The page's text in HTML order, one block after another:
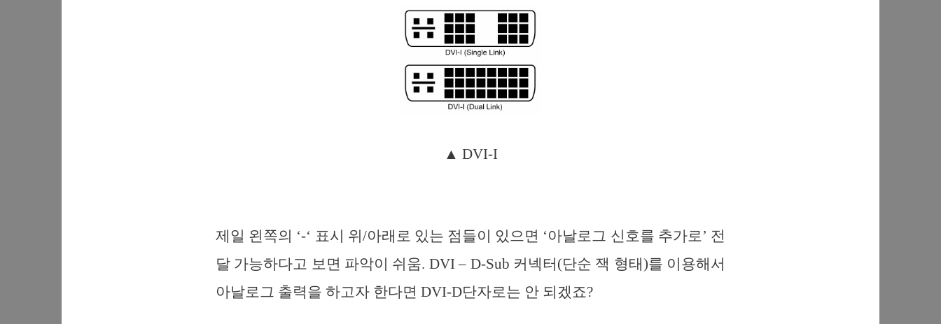
▲ DVI-I
제일 왼쪽의 ‘-‘ 표시 위/아래로 있는 점들이 있으면 ‘아날로그 신호를 추가로’ 전
달 가능하다고 보면 파악이 쉬움. DVI – D-Sub 커넥터(단순 잭 형태)를 이용해서
아날로그 출력을 하고자 한다면 DVI-D단자로는 안 되겠죠?